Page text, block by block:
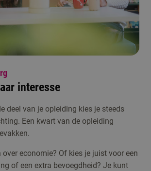
interesse
deel van je opleiding kies je steeds
Een kwart van de opleiding
over economie? Of kies je juist voor een
of een extra bevoegdheid? Je kunt